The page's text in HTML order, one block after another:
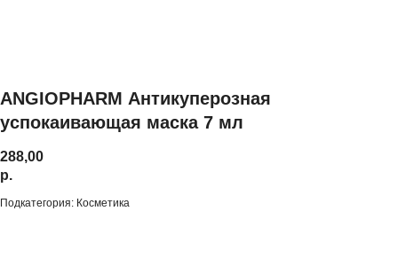
ANGIOPHARM Антикуперозная
успокаивающая маска 7 мл
288,00
р.
Подкатегория: Косметика